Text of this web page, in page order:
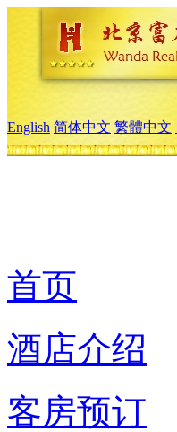
English 简体中文 繁體中文
首页
酒店介绍
客房预订